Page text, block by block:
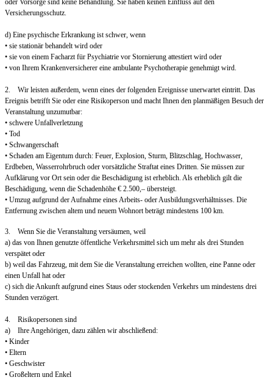
oder Vorsorge sind keine Behandlung. Sie haben keinen Einfluss auf den
Versicherungsschutz.
d) Eine psychische Erkrankung ist schwer, wenn
• sie stationär behandelt wird oder
• sie von einem Facharzt für Psychiatrie vor Stornierung attestiert wird oder
• von Ihrem Krankenversicherer eine ambulante Psychotherapie genehmigt wird.
2. Wir leisten außerdem, wenn eines der folgenden Ereignisse unerwartet eintritt. Das
Ereignis betrifft Sie oder eine Risikoperson und macht Ihnen den planmäßigen Besuch der
Veranstaltung unzumutbar:
• schwere Unfallverletzung
• Tod
• Schwangerschaft
• Schaden am Eigentum durch: Feuer, Explosion, Sturm, Blitzschlag, Hochwasser,
Erdbeben, Wasserrohrbruch oder vorsätzliche Straftat eines Dritten. Sie müssen zur
Aufklärung vor Ort sein oder die Beschädigung ist erheblich. Als erheblich gilt die
Beschädigung, wenn die Schadenhöhe € 2.500,– übersteigt.
• Umzug aufgrund der Aufnahme eines Arbeits- oder Ausbildungsverhältnisses. Die
Entfernung zwischen altem und neuem Wohnort beträgt mindestens 100 km.
3. Wenn Sie die Veranstaltung versäumen, weil
a) das von Ihnen genutzte öffentliche Verkehrsmittel sich um mehr als drei Stunden
verspätet oder
b) weil das Fahrzeug, mit dem Sie die Veranstaltung erreichen wollten, eine Panne oder
einen Unfall hat oder
c) sich die Ankunft aufgrund eines Staus oder stockenden Verkehrs um mindestens drei
Stunden verzögert.
4. Risikopersonen sind
a) Ihre Angehörigen, dazu zählen wir abschließend:
• Kinder
• Eltern
• Geschwister
• Großeltern und Enkel